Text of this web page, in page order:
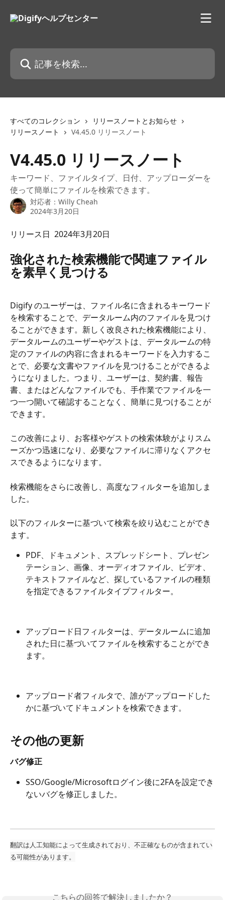
記事を検索...
すべてのコレクション
リリースノートとお知らせ
リリースノート
V4.45.0 リリースノート
V4.45.0 リリースノート
キーワード、ファイルタイプ、日付、アップローダーを
使って簡単にファイルを検索できます。
対応者： Willy Cheah
2024年3月20日
リリース日  2024年3月20日
強化された検索機能で関連ファイル
を素早く見つける
Digify のユーザーは、ファイル名に含まれるキーワード
を検索することで、データルーム内のファイルを見つけ
ることができます。新しく改良された検索機能により、
データルームのユーザーやゲストは、データルームの特
定のファイルの内容に含まれるキーワードを入力するこ
とで、必要な文書やファイルを見つけることができるよ
うになりました。つまり、ユーザーは、契約書、報告
書、またはどんなファイルでも、手作業でファイルを一
つ一つ開いて確認することなく、簡単に見つけることが
できます。
この改善により、お客様やゲストの検索体験がよりスム
ーズかつ迅速になり、必要なファイルに滞りなくアクセ
スできるようになります。
検索機能をさらに改善し、高度なフィルターを追加しま
した。
以下のフィルターに基づいて検索を絞り込むことができ
ます。
PDF、ドキュメント、スプレッドシート、プレゼン
テーション、画像、オーディオファイル、ビデオ、
テキストファイルなど、探しているファイルの種類
を指定できるファイルタイプフィルター。
アップロード日フィルターは、データルームに追加
された日に基づいてファイルを検索することができ
ます。
アップロード者フィルタで、誰がアップロードした
かに基づいてドキュメントを検索できます。
その他の更新
バグ修正
SSO/Google/Microsoftログイン後に2FAを設定でき
ないバグを修正しました。
翻訳は人工知能によって生成されており、不正確なものが含まれてい
る可能性があります。
こちらの回答で解決しましたか？